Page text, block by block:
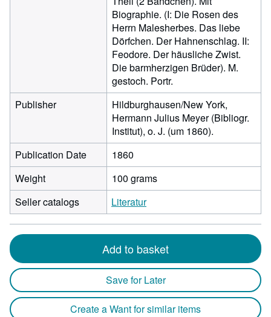
Biographie. (I: Die Rosen des
Herrn Malesherbes. Das liebe
Dörfchen. Der Hahnenschlag. II:
Feodore. Der häusliche Zwist.
Die barmherzigen Brüder). M.
gestoch. Portr.
Publisher
Hildburghausen/New York,
Hermann Julius Meyer (Bibliogr.
Institut), o. J. (um 1860).
Publication Date
1860
Weight
100 grams
Seller catalogs
Literatur
Add to basket
Save for Later
Create a Want for similar items